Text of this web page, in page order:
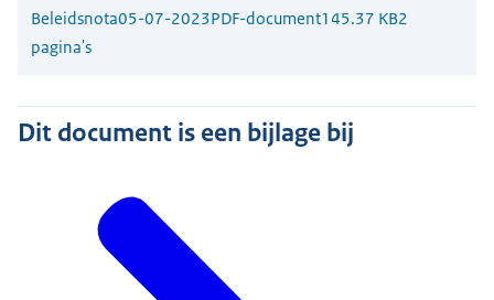
Beleidsnota05-07-2023PDF-document145.37 KB2
pagina's
Dit document is een bijlage bij